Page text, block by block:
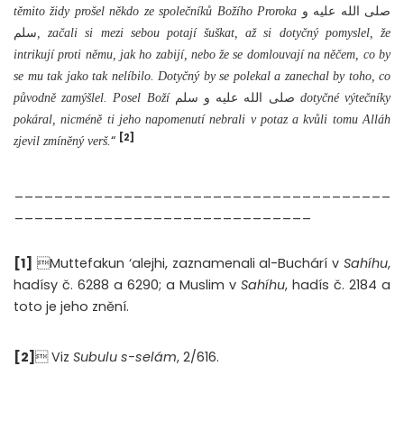
těmito židy prošel někdo ze společníků Božího Proroka
سلم , začali si mezi sebou potají šuškat, až si dotyčný pomyslel, že
intrikují proti němu, jak ho zabijí, nebo že se domlouvají na něčem, co by
se mu tak jako tak nelíbilo. Dotyčný by se polekal a zanechal by toho, co
původně zamýšlel. Posel Boží
dotyčné výtečníky
pokáral, nicméně ti jeho napomenutí nebrali v potaz a kvůli tomu Alláh
zjevil zmíněný verš.“ [2]
[1] Muttefakun ‘alejhi, zaznamenali al-Buchárí v Sahíhu,
hadísy č. 6288 a 6290; a Muslim v Sahíhu, hadís č. 2184 a
toto je jeho znění.
[2]  Viz Subulu s-selám, 2/616.